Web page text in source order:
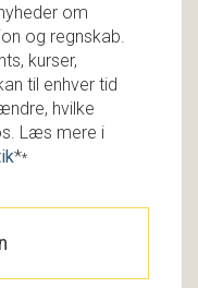
om
og regnskab.
kurser,
til enhver tid
hvilke
Læs mere i
**